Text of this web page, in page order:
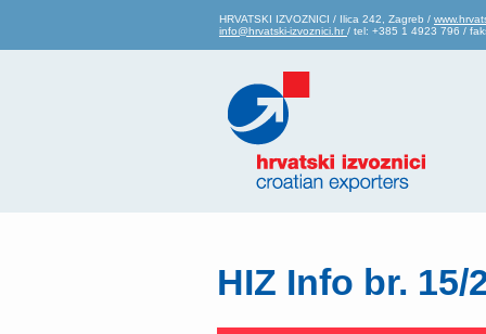
HRVATSKI IZVOZNICI / Ilica 242, Zagreb /
info@hrvatski-izvoznici.hr / tel: +385 1 4923 796 /
HIZ Info br. 15/